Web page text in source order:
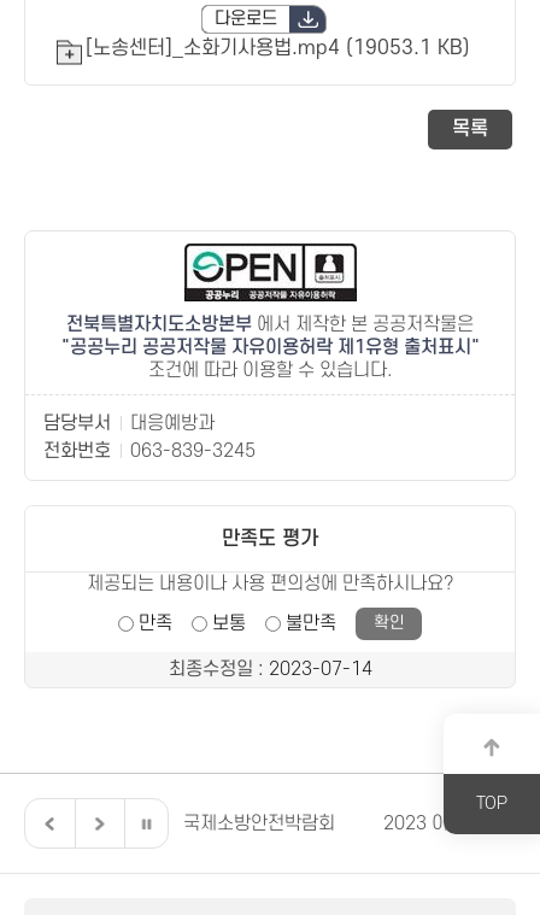
다운로드
[노송센터]_소화기사용법.mp4 (19053.1 KB)
목록
전북특별자치도소방본부 에서 제작한 본 공공저작물은
공공누리 공공저작물 자유이용허락 제1유형 출처표시
조건에 따라 이용할 수 있습니다.
담당부서
대응예방과
전화번호
063-839-3245
만족도 평가
제공되는 내용이나 사용 편의성에 만족하시나요?
만족
보통 불만족
최종수정일 : 2023-07-14
TOP
스 119안전교육 국제소방안전박람회 2023 이렇게 달라집